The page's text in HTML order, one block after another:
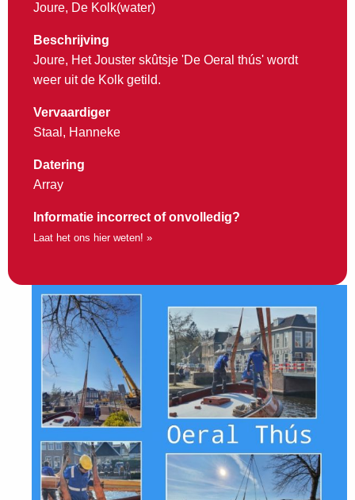
Joure, De Kolk(water)
Beschrijving
Joure, Het Jouster skûtsje 'De Oeral thús' wordt
weer uit de Kolk getild.
Vervaardiger
Staal, Hanneke
Datering
Array
Informatie incorrect of onvolledig?
Laat het ons hier weten! »